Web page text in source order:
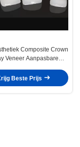
Composite Crown
Veneer Aanpasbare
Beste Prijs